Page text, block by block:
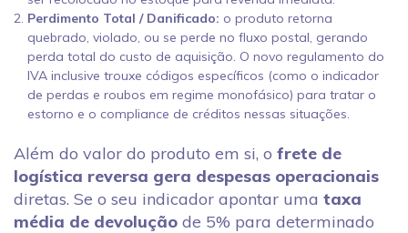
Perdimento Total / Danificado: o produto retorna
quebrado, violado, ou se perde no fluxo postal, gerando
perda total do custo de aquisição. O novo regulamento do
IVA inclusive trouxe códigos específicos (como o indicador
de perdas e roubos em regime monofásico) para tratar o
estorno e o compliance de créditos nessas situações.
Além do valor do produto em si, o frete de
logística reversa gera despesas operacionais
diretas. Se o seu indicador apontar uma taxa
média de devolução de 5% para determinado